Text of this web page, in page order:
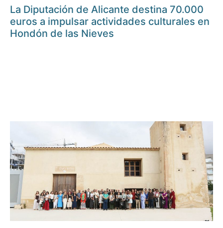
La Diputación de Alicante destina 70.000
euros a impulsar actividades culturales en
Hondón de las Nieves